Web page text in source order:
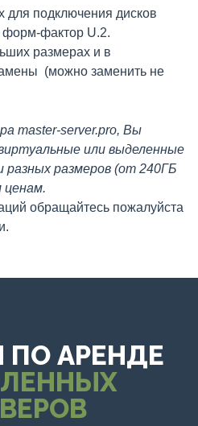
подключения дисков
форм-фактор U.2.
размерах и в
(можно заменить не
master-server.pro, Вы
или выделенные
разных размеров (от 240ГБ
ценам.
обращайтесь пожалуйста
АРЕНДЕ